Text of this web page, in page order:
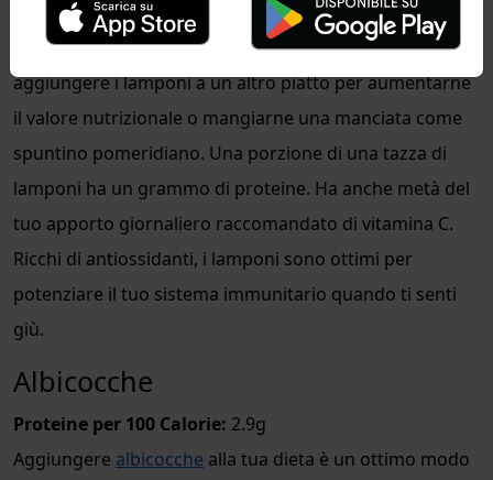
frutto succoso è deliziosamente dolce e aspro,
rendendolo uno spuntino perfetto per l'estate. Puoi
aggiungere i lamponi a un altro piatto per aumentarne
il valore nutrizionale o mangiarne una manciata come
spuntino pomeridiano. Una porzione di una tazza di
lamponi ha un grammo di proteine. Ha anche metà del
tuo apporto giornaliero raccomandato di vitamina C.
Ricchi di antiossidanti, i lamponi sono ottimi per
potenziare il tuo sistema immunitario quando ti senti
giù.
Albicocche
Proteine per 100 Calorie: 2.9g
Aggiungere albicocche alla tua dieta è un ottimo modo